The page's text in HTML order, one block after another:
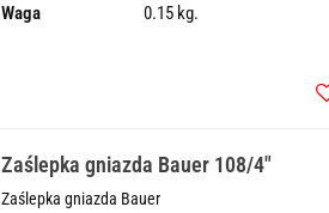
Waga
0.15 kg.
Zaślepka gniazda Bauer 108/4"
Zaślepka gniazda Bauer